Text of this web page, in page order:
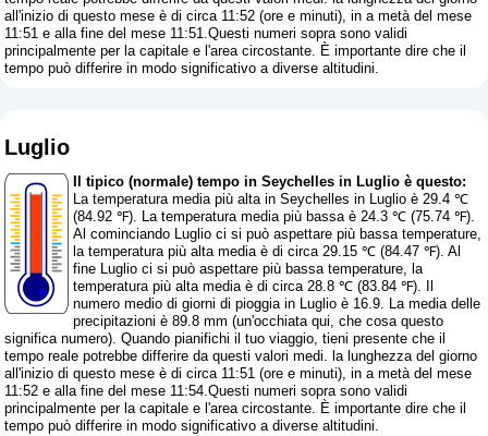
all'inizio di questo mese è di circa 11:52 (ore e minuti), in a metà del mese
11:51 e alla fine del mese 11:51.Questi numeri sopra sono validi
principalmente per la capitale e l'area circostante. È importante dire che il
tempo può differire in modo significativo a diverse altitudini.
Luglio
Il tipico (normale) tempo in Seychelles in Luglio è questo:
La temperatura media più alta in Seychelles in Luglio è 29.4 ℃
(84.92 ℉). La temperatura media più bassa è 24.3 ℃ (75.74 ℉).
Al cominciando Luglio ci si può aspettare più bassa temperature,
la temperatura più alta media è di circa 29.15 ℃ (84.47 ℉). Al
fine Luglio ci si può aspettare più bassa temperature, la
temperatura più alta media è di circa 28.8 ℃ (83.84 ℉). Il
numero medio di giorni di pioggia in Luglio è 16.9. La media delle
precipitazioni è 89.8 mm (un'occhiata qui, che cosa questo
significa numero). Quando pianifichi il tuo viaggio, tieni presente che il
tempo reale potrebbe differire da questi valori medi. la lunghezza del giorno
all'inizio di questo mese è di circa 11:51 (ore e minuti), in a metà del mese
11:52 e alla fine del mese 11:54.Questi numeri sopra sono validi
principalmente per la capitale e l'area circostante. È importante dire che il
tempo può differire in modo significativo a diverse altitudini.